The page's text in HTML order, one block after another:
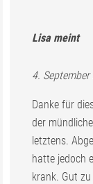
Lisa meint
4.
Danke für
der
letztens.
hatte jedoch
krank. Gut